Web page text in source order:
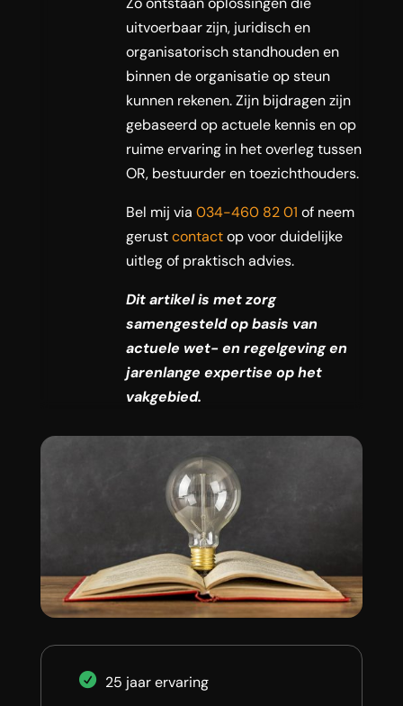
uitvoerbaar zijn, juridisch en
organisatorisch standhouden en
binnen de organisatie op steun
kunnen rekenen. Zijn bijdragen zijn
gebaseerd op actuele kennis en op
ruime ervaring in het overleg tussen
OR, bestuurder en toezichthouders.
Bel mij via 034-460 82 01 of neem
gerustcontactop voor duidelijke
uitleg of praktisch advies.
Dit artikel is met zorg
samengesteld op basis van
actuele wet- en regelgeving en
jarenlange expertise op het
vakgebied.
25 jaar ervaring